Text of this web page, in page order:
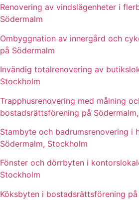
Renovering av vindslägenheter i
Södermalm
Ombyggnation av innergård och
på Södermalm
Invändig totalrenovering av
Stockholm
Trapphusrenovering med målning
bostadsrättsförening på
Stambyte och badrumsrenovering i
Södermalm, Stockholm
Fönster och dörrbyten i
Stockholm
Köksbyten i bostadsrättsförening på